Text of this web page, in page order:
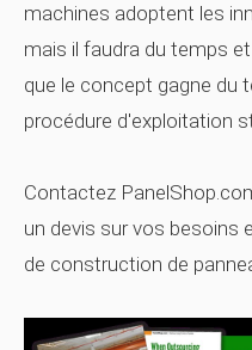
machines adoptent les
mais il faudra du temps
que le concept gagne du
procédure d'exploitation
Contactez
un devis sur vos besoins
de construction de